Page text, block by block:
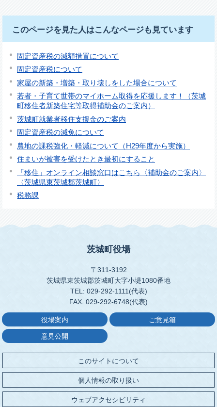
このページを見た人はこんなページも見ています
固定資産税の減額措置について
固定資産税について
家屋の新築・増築・取り壊しをした場合について
若者・子育て世帯のマイホーム取得を応援します！（茨城
町移住者新築住宅等取得補助金のご案内）
茨城町就業者移住支援金のご案内
固定資産税の減免について
農地の課税強化・軽減について（H29年度から実施）
住まいが被害を受けたとき最初にすること
「移住」オンライン相談窓口はこちら〈補助金のご案内〉
〈茨城県東茨城郡茨城町〉
税務課
茨城町役場
〒311-3192
茨城県東茨城郡茨城町大字小堤1080番地
TEL: 029-292-1111(代表)
FAX: 029-292-6748(代表)
役場案内 ご意見箱
意見公開
このサイトについて
個人情報の取り扱い
ウェブアクセシビリティ